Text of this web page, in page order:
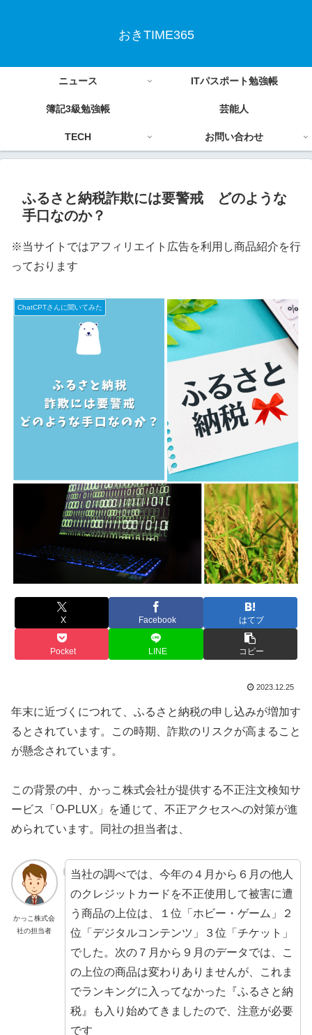
おきTIME365
ニュース ITパスポート勉強帳
簿記3級勉強帳 芸能人
TECH お問い合わせ
ふるさと納税詐欺には要警戒 どのような
手口なのか？
※当サイトではアフィリエイト広告を利用し商品紹介を行
っております
ChatCPTさんに聞いてみた
X Facebook はてブ
Pocket LINE コピー
2023.12.25
年末に近づくにつれて、ふるさと納税の申し込みが増加す
るとされています。この時期、詐欺のリスクが高まること
が懸念されています。
この背景の中、かっこ株式会社が提供する不正注文検知サ
ービス「O-PLUX」を通じて、不正アクセスへの対策が進
められています。同社の担当者は、
かっこ株式会
社の担当者
当社の調べでは、今年の４月から６月の他人
のクレジットカードを不正使用して被害に遭
う商品の上位は、１位「ホビー・ゲーム」２
位「デジタルコンテンツ」３位「チケット」
でした。次の７月から９月のデータでは、こ
の上位の商品は変わりありませんが、これま
でランキングに入ってなかった『ふるさと納
税』も入り始めてきましたので、注意が必要
です